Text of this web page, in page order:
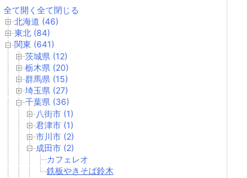
全て開く 全て閉じる
北海道 (46)
東北 (84)
関東 (641)
茨城県 (12)
栃木県 (20)
群馬県 (15)
埼玉県 (27)
千葉県 (36)
八街市 (1)
君津市 (1)
市川市 (2)
成田市 (2)
カフェレオ
鉄板やきそば鈴木